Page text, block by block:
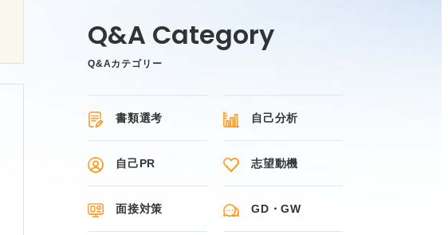
Q&Aカテゴリー
書類選考 自己分析
自己PR 志望動機
面接対策 GD・GW